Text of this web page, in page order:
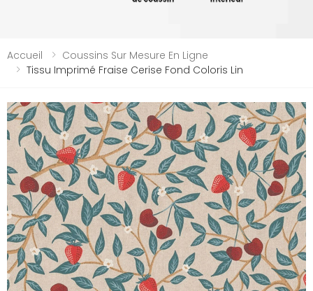
Accueil
Coussins Sur Mesure En Ligne
Tissu Imprimé Fraise Cerise Fond Coloris Lin